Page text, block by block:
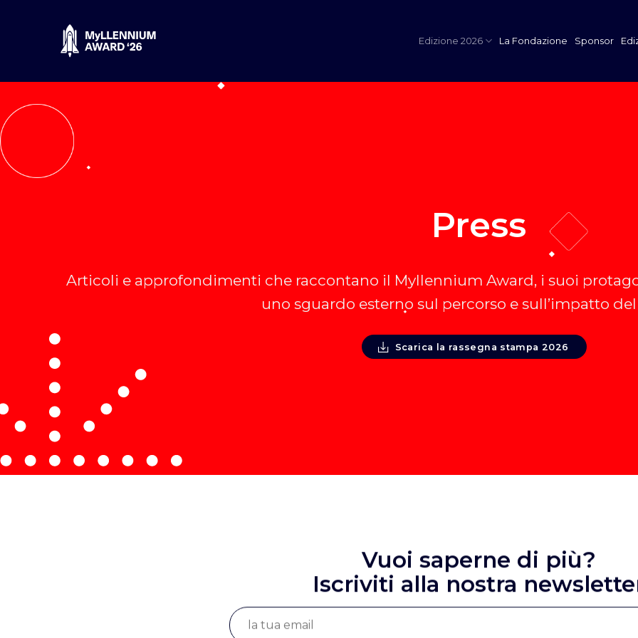
Edizione 2026 La Fondazione Sponsor
Press
Articoli e approfondimenti che raccontano il Myllennium Award, i suoi
uno sguardo esterno sul percorso e sull’impatto
Scarica la rassegna stampa 2026
Vuoi saperne di più?
Iscriviti alla nostra